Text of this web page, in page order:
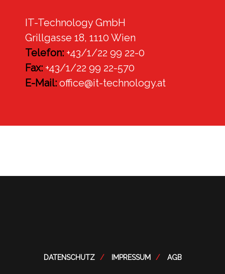
IT-Technology GmbH
Grillgasse 18, 1110 Wien
Telefon: +43/1/22 99 22-0
Fax: +43/1/22 99 22-570
E-Mail: office@it-technology.at
DATENSCHUTZ IMPRESSUM AGB